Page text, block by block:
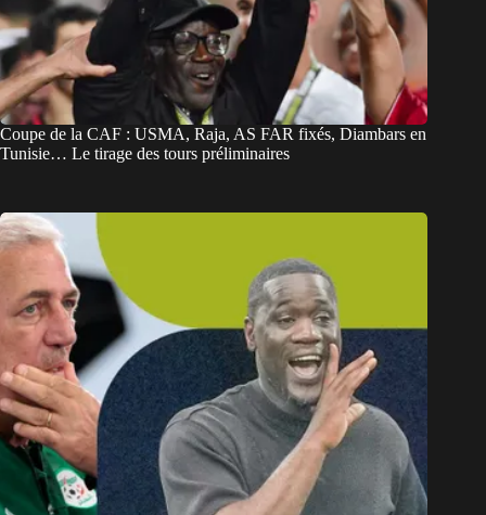
Coupe de la CAF : USMA, Raja, AS FAR fixés, Diambars en
Tunisie… Le tirage des tours préliminaires